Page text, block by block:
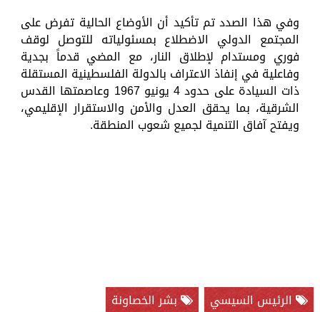
وفي هذا الصدد تم تأكيد أن الأوضاع الحالية تفرض على
المجتمع الدولي الاضطلاع بمسئولياته للتوصل لوقف
فوري ومستدام لإطلاق النار، مع المضي قدماً بجدية
وفاعلية في إنفاذ الاعتراف بالدولة الفلسطينية المستقلة
ذات السيادة على حدود 4 يونيو 1967 وعاصمتها القدس
الشرقية، بما يحقق العدل والأمن والاستقرار الإقليمي،
ويفتح آفاق التنمية لجميع شعوب المنطقة.
الرئيس السيسي
بشر الخصاونة